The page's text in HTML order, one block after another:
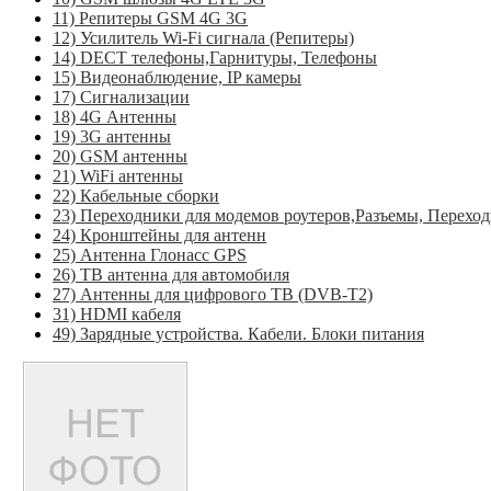
11) Репитеры GSM 4G 3G
12) Усилитель Wi-Fi сигнала (Репитеры)
14) DECT телефоны,Гарнитуры, Телефоны
15) Видеонаблюдение, IP камеры
17) Сигнализации
18) 4G Антенны
19) 3G антенны
20) GSM антенны
21) WiFi антенны
22) Кабельные сборки
23) Переходники для модемов роутеров,Разъемы,
24) Кронштейны для антенн
25) Антенна Глонасс GPS
26) ТВ антенна для автомобиля
27) Антенны для цифрового ТВ (DVB-T2)
31) HDMI кабеля
49) Зарядные устройства. Кабели. Блоки питания